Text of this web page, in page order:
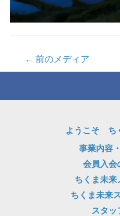
稿
ビ
← 前のメディア
ようこそ ち
事業内容
会員入会
ちくま未来
ちくま未来
スタッ